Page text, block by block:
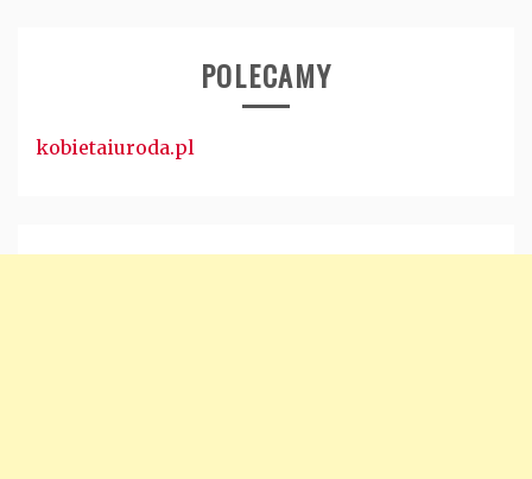
POLECAMY
kobietaiuroda.pl